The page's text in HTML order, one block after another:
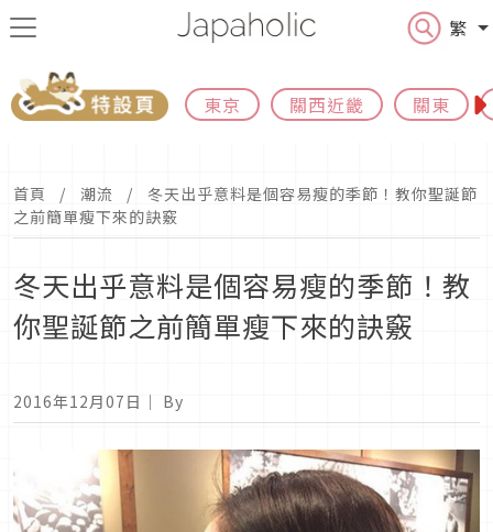
繁
東京 關西近畿 關東
首頁 潮流
冬天出乎意料是個容易瘦的季節！教你聖誕節
之前簡單瘦下來的訣竅
冬天出乎意料是個容易瘦的季節！教
你聖誕節之前簡單瘦下來的訣竅
2016年12月07日 ｜ By